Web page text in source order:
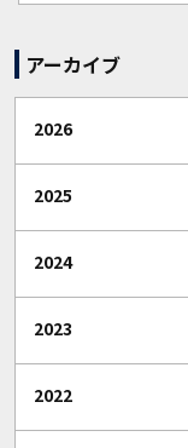
アーカイブ
2026
2025
2024
2023
2022